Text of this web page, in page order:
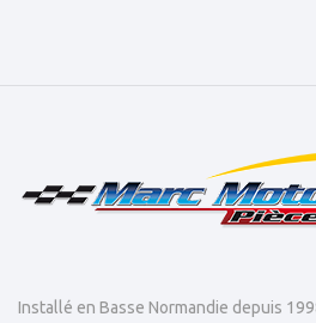
Installé en Basse Normandie depuis